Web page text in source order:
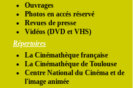
Ouvrages
Photos en accés réservé
Revues de presse
Vidéos (DVD et VHS)
Répertoires
La Cinémathèque française
La Cinémathèque de Toulouse
Centre National du Cinéma et de
l'image animée